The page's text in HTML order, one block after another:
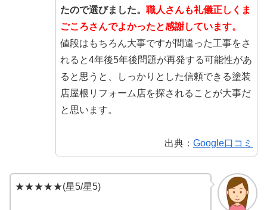
たので選びました。 職人さんも礼儀正しくま
ごころさんでよかったと感謝しています。
値段はもちろん大事ですが間違った工事をさ
れると4年後5年後問題が再発する可能性があ
ると思うと、しっかりとした信頼できる塗装
店屋根リフォーム店を探されることが大事だ
と思います。
出典： Google口コミ
★★★★★(星5/星5)